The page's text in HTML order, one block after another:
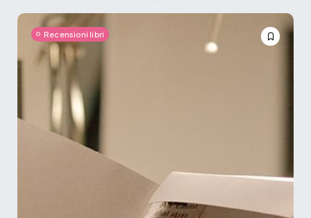
Recensioni libri